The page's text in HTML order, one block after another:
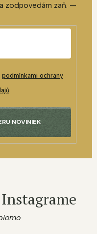
zodpovedám zaň. —
podmínkami ochrany
NOVINIEK